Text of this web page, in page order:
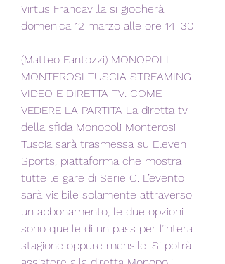
Virtus Francavilla si giocherà
domenica 12 marzo alle ore 14. 30.
(Matteo Fantozzi) MONOPOLI
MONTEROSI TUSCIA STREAMING
VIDEO E DIRETTA TV: COME
VEDERE LA PARTITA La diretta tv
della sfida Monopoli Monterosi
Tuscia sarà trasmessa su Eleven
Sports, piattaforma che mostra
tutte le gare di Serie C. L’evento
sarà visibile solamente attraverso
un abbonamento, le due opzioni
sono quelle di un pass per l’intera
stagione oppure mensile. Si potrà